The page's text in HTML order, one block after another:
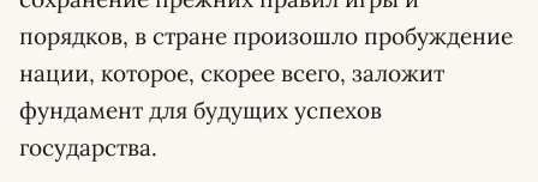
порядков, в стране произошло пробуждение
нации, которое, скорее всего, заложит
фундамент для будущих успехов
государства.